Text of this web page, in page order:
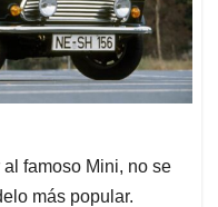
famoso Mini, no se
más popular.